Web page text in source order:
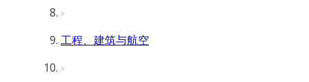
工程、建筑与航空